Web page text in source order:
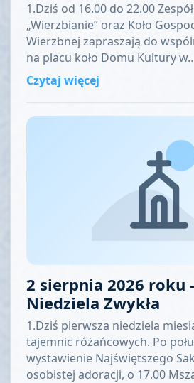
1.Dziś od 16.00 do 22.00
„Wierzbianie” oraz Koło
Wierzbnej zapraszają do
na placu koło Domu Kultury
Czytaj więcej
2 sierpnia 2026 roku
Niedziela Zwykła
1.Dziś pierwsza niedziela
tajemnic różańcowych. Po
wystawienie Najświętszego
osobistej adoracji, o 17.00